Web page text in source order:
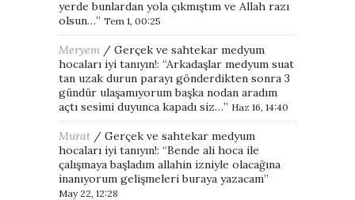
yerde bunlardan yola çıkmıştım ve Allah razı
olsun…” Tem 1, 00:25
Meryem / Gerçek ve sahtekar medyum
hocaları iyi tanıyın!: “Arkadaşlar medyum suat
tan uzak durun parayı gönderdikten sonra 3
gündür ulaşamıyorum başka nodan aradım
açtı sesimi duyunca kapadı siz…” Haz 16, 14:40
Murat / Gerçek ve sahtekar medyum
hocaları iyi tanıyın!: “Bende ali hoca ile
çalışmaya başladım allahin izniyle olacağına
inanıyorum gelişmeleri buraya yazacam”
May 22, 12:28